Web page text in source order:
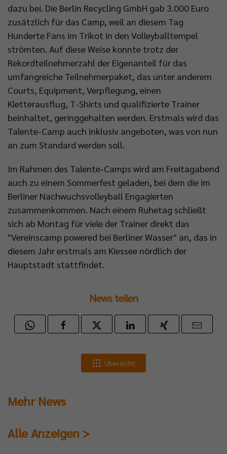
dazu bei. Die Berlin Recycling GmbH gab 3.000 Euro
zusätzlich für das Camp, weil an diesem Tag
Hunderte Fans im Trikot in den Volleyballtempel
strömten. Auf diese Weise konnte trotz der
Rekordteilnehmerzahl der Eigenanteil für das
umfangreiche Teilnehmerpaket, das unter anderem
Courts, Equipment, Verpflegung, einen
Kletterausflug, T-Shirts und qualifizierte Trainer
beinhaltet, geringgehalten werden. Erstmals wird das
Talente-Camp auch inklusiv angeboten, was von nun
an zum Standard werden soll.
Im Rahmen des Talente-Camps wird am Freitagabend
auch zu einem Sommerfest geladen, bei dem die im
Berliner Nachwuchsvolleyball Engagierten
zusammenkommen. Nach einem Ruhetag schließt
sich ab Montag für viele der Trainer direkt das
"Vereinscamp powered bei Berliner Wasser" an, das in
diesem Jahr erstmals am Kiessee nördlich der
Hauptstadt stattfindet.
News teilen
Übersicht
Mehr News
Alle Anzeigen >